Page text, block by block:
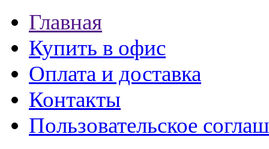
Главная
Купить в офис
Оплата и доставка
Контакты
Пользовательское